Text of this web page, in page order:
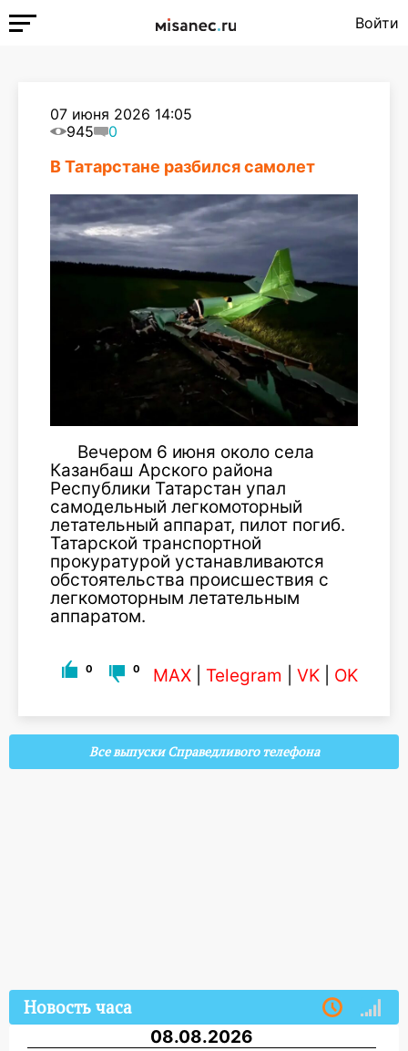
Войти
07 июня 2026 14:05
945
0
В Татарстане разбился самолет
Вечером 6 июня около села
Казанбаш Арского района
Республики Татарстан упал
самодельный легкомоторный
летательный аппарат, пилот погиб.
Татарской транспортной
прокуратурой устанавливаются
обстоятельства происшествия с
легкомоторным летательным
аппаратом.
0 0 MAX Telegram VK OK
Все выпуски Справедливого телефона
Новость часа
08.08.2026